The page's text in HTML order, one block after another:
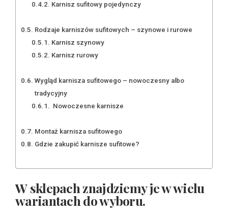
Karnisz sufitowy pojedynczy
Rodzaje karniszów sufitowych – szynowe i rurowe
Karnisz szynowy
Karnisz rurowy
Wygląd karnisza sufitowego – nowoczesny albo
tradycyjny
Nowoczesne karnisze
Montaż karnisza sufitowego
Gdzie zakupić karnisze sufitowe?
W sklepach znajdziemy je w wielu
wariantach do wyboru.